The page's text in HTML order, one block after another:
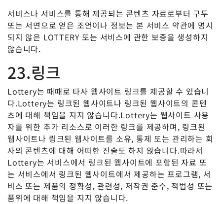
서비스나 서비스를 통해 제공되는 콘텐츠 자료로부터 구두
또는 서면으로 얻은 조언이나 정보는 본 서비스 약관에 명시
되지 않은 LOTTERY 또는 서비스에 관한 보증을 생성하지
않습니다.
23.링크
Lottery는 때때로 타사 웹사이트 링크를 제공할 수 있습니
다.Lottery는 링크된 웹사이트나 링크된 웹사이트의 콘텐
츠에 대해 책임을 지지 않습니다.Lottery는 웹사이트 사용
자를 위한 추가 리소스로 이러한 링크를 제공하며, 링크된
웹사이트나 링크된 웹사이트를 소유, 통제 또는 관리하는 회
사의 콘텐츠에 대해 어떠한 진술도 하지 않습니다.따라서
Lottery는 서비스에서 링크된 웹사이트에 포함된 자료 또
는 서비스에서 링크된 웹사이트에서 제공하는 프로그램, 서
비스 또는 제품의 정확성, 관련성, 저작권 준수, 적법성 또는
품위에 대해 책임을 지지 않습니다.